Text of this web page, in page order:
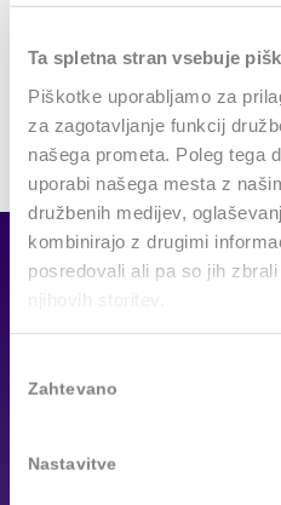
Ta spletna stran vsebuje
Piškotke uporabljamo za
za zagotavljanje funkcij
našega prometa. Poleg tega
uporabi našega mesta z
družbenih medijev,
kombinirajo z drugimi
posredovali ali pa so jih
soglasja
Zahtevano
Nastavitve
Za podjetja
Naše storitve
Sledimo trendom
Za kandidate